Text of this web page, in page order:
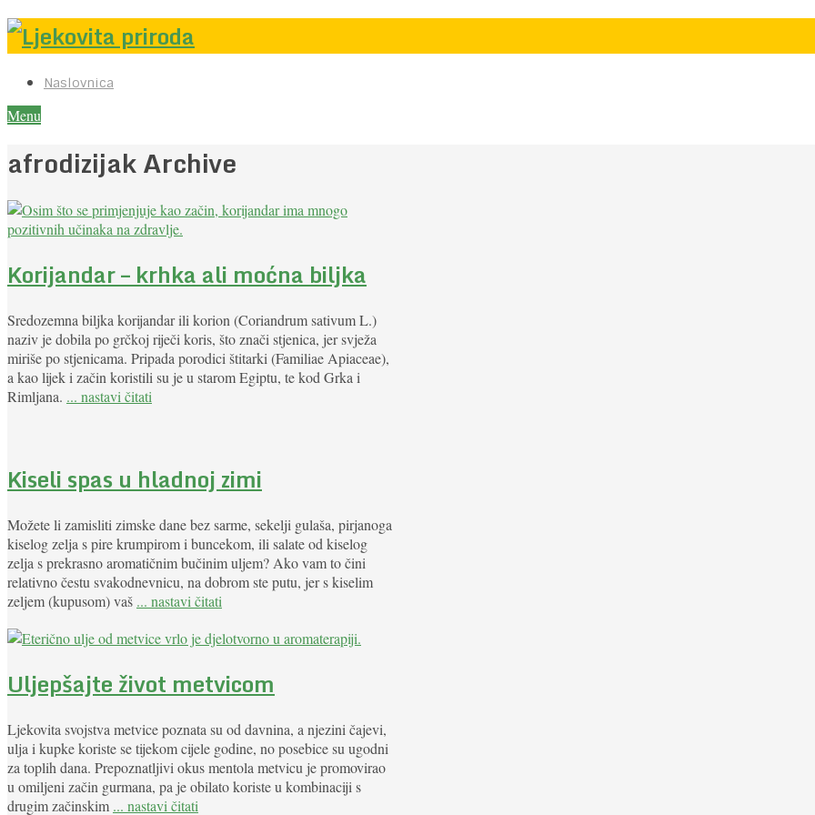
Naslovnica
Menu
afrodizijak Archive
Korijandar – krhka ali moćna biljka
Sredozemna biljka korijandar ili korion (Coriandrum sativum L.)
naziv je dobila po grčkoj riječi koris, što znači stjenica, jer svježa
miriše po stjenicama. Pripada porodici štitarki (Familiae Apiaceae),
a kao lijek i začin koristili su je u starom Egiptu, te kod Grka i
Rimljana. ... nastavi čitati
Kiseli spas u hladnoj zimi
Možete li zamisliti zimske dane bez sarme, sekelji gulaša, pirjanoga
kiselog zelja s pire krumpirom i buncekom, ili salate od kiselog
zelja s prekrasno aromatičnim bučinim uljem? Ako vam to čini
relativno čestu svakodnevnicu, na dobrom ste putu, jer s kiselim
zeljem (kupusom) vaš ... nastavi čitati
Uljepšajte život metvicom
Ljekovita svojstva metvice poznata su od davnina, a njezini čajevi,
ulja i kupke koriste se tijekom cijele godine, no posebice su ugodni
za toplih dana. Prepoznatljivi okus mentola metvicu je promovirao
u omiljeni začin gurmana, pa je obilato koriste u kombinaciji s
drugim začinskim ... nastavi čitati